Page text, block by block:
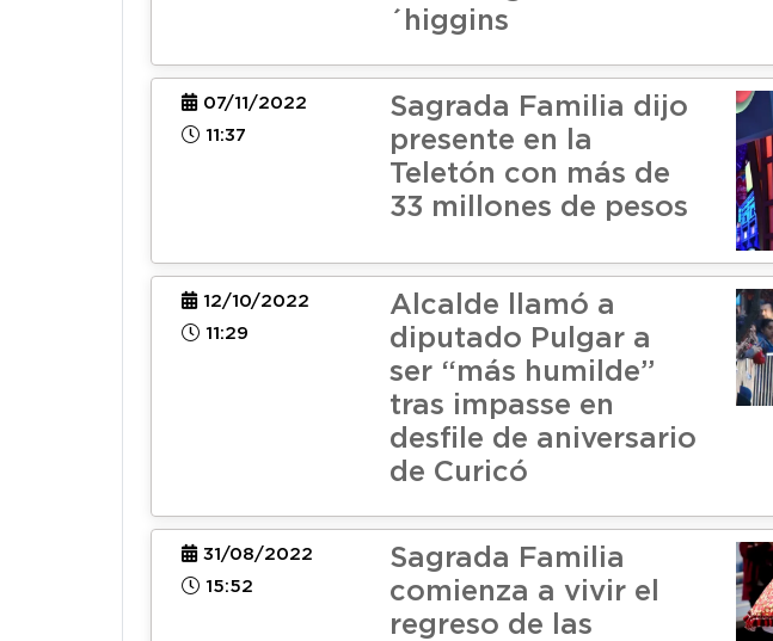
´higgins
07/11/2022
11:37
Sagrada Familia dijo
presente en la
Teletón con más de
33 millones de pesos
12/10/2022
11:29
Alcalde llamó a
diputado Pulgar a
ser “más humilde”
tras impasse en
desfile de aniversario
de Curicó
31/08/2022
15:52
Sagrada Familia
comienza a vivir el
regreso de las